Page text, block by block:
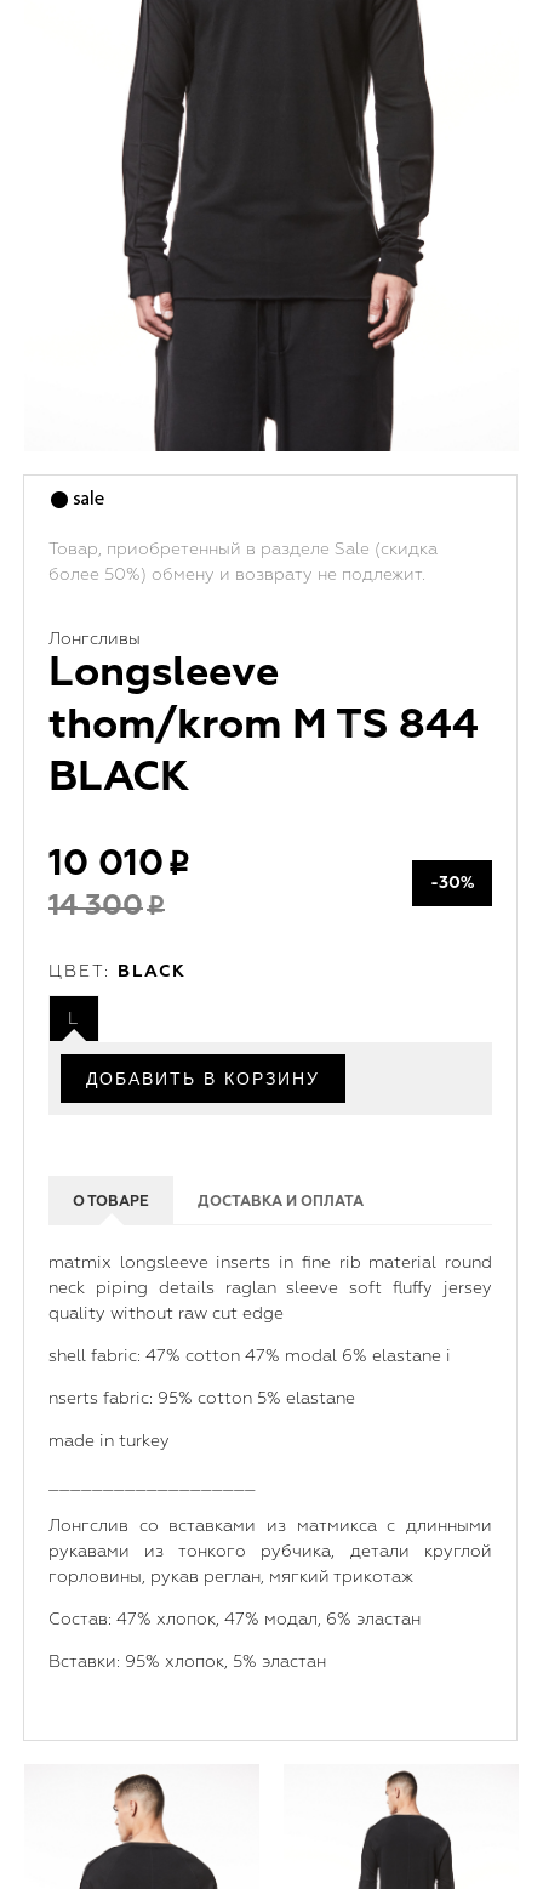
Товар, приобретенный в разделе Sale (скидка
более 50%) обмену и возврату не подлежит.
Лонгсливы
Longsleeve
thom/krom M TS 844
BLACK
10 010
14 300
-30%
ЦВЕТ: BLACK
L
О ТОВАРЕ ДОСТАВКА И ОПЛАТА
matmix longsleeve inserts in fine rib material round
neck piping details raglan sleeve soft fluffy jersey
quality without raw cut edge
shell fabric: 47% cotton 47% modal 6% elastane i
nserts fabric: 95% cotton 5% elastane
made in turkey
Лонгслив со вставками из матмикса с длинными
рукавами из тонкого рубчика, детали круглой
горловины, рукав реглан, мягкий трикотаж
Состав: 47% хлопок, 47% модал, 6% эластан
Вставки: 95% хлопок, 5% эластан